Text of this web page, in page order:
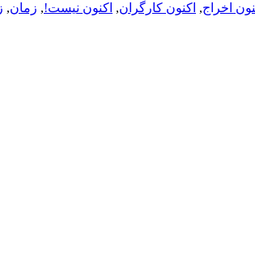
اخراج, اکنون کارگران, اکنون نیست!, زمان,